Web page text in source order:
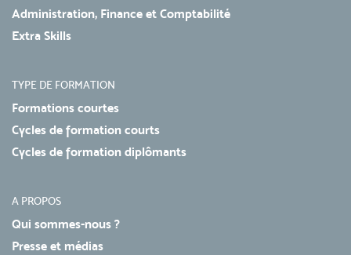
Administration, Finance et Comptabilité
Extra Skills
TYPE DE FORMATION
Formations courtes
Cycles de formation courts
Cycles de formation diplômants
A PROPOS
Qui sommes-nous ?
Presse et médias